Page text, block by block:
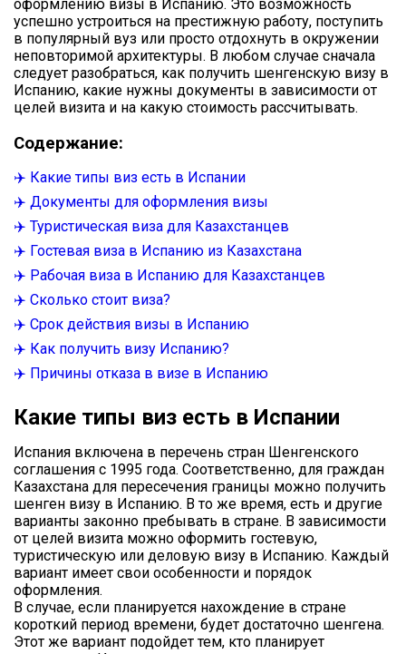
оформлению визы в Испанию. Это возможность
успешно устроиться на престижную работу, поступить
в популярный вуз или просто отдохнуть в окружении
неповторимой архитектуры. В любом случае сначала
следует разобраться, как получить шенгенскую визу в
Испанию, какие нужны документы в зависимости от
целей визита и на какую стоимость рассчитывать.
Содержание:
✈️ Какие типы виз есть в Испании
✈️ Документы для оформления визы
✈️ Туристическая виза для Казахстанцев
✈️ Гостевая виза в Испанию из Казахстана
✈️ Рабочая виза в Испанию для Казахстанцев
✈️ Сколько стоит виза?
✈️ Срок действия визы в Испанию
✈️ Как получить визу Испанию?
✈️ Причины отказа в визе в Испанию
Какие типы виз есть в Испании
Испания включена в перечень стран Шенгенского
соглашения с 1995 года. Соответственно, для граждан
Казахстана для пересечения границы можно получить
шенген визу в Испанию. В то же время, есть и другие
варианты законно пребывать в стране. В зависимости
от целей визита можно оформить гостевую,
туристическую или деловую визу в Испанию. Каждый
вариант имеет свои особенности и порядок
оформления.
В случае, если планируется нахождение в стране
короткий период времени, будет достаточно шенгена.
Этот же вариант подойдет тем, кто планирует